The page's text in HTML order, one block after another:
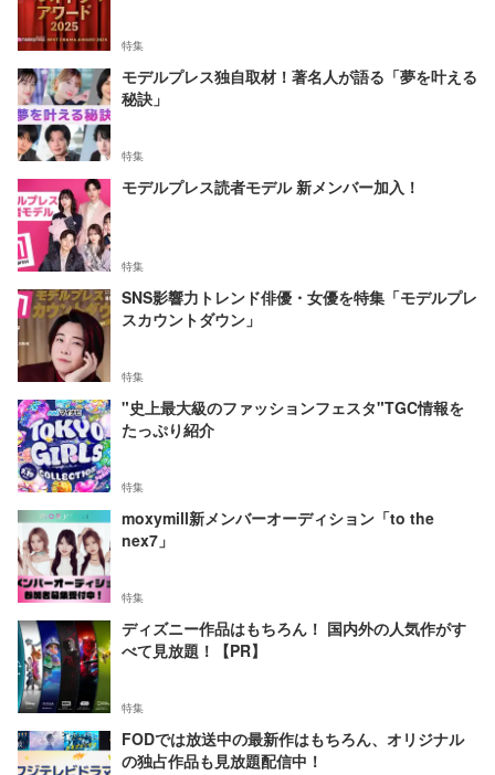
特集
モデルプレス独自取材！著名人が語る「夢を叶える
秘訣」
特集
モデルプレス読者モデル 新メンバー加入！
特集
SNS影響力トレンド俳優・女優を特集「モデルプレ
スカウントダウン」
特集
"史上最大級のファッションフェスタ"TGC情報を
たっぷり紹介
特集
moxymill新メンバーオーディション「to the
nex7」
特集
ディズニー作品はもちろん！ 国内外の人気作がす
べて見放題！【PR】
特集
FODでは放送中の最新作はもちろん、オリジナル
の独占作品も見放題配信中！